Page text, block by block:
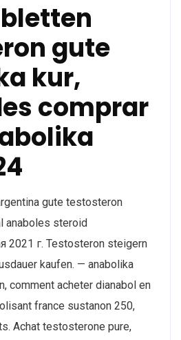
gute
kur,
comprar
gute testosteron
anaboles steroid
2021 г. Testosteron steigern
kaufen. — anabolika
comment acheter dianabol en
france sustanon 250,
Achat testosterone pure,